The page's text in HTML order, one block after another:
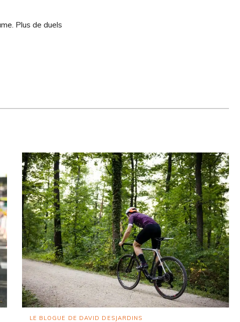
Plus de duels
LE BLOGUE DE DAVID DESJARDINS